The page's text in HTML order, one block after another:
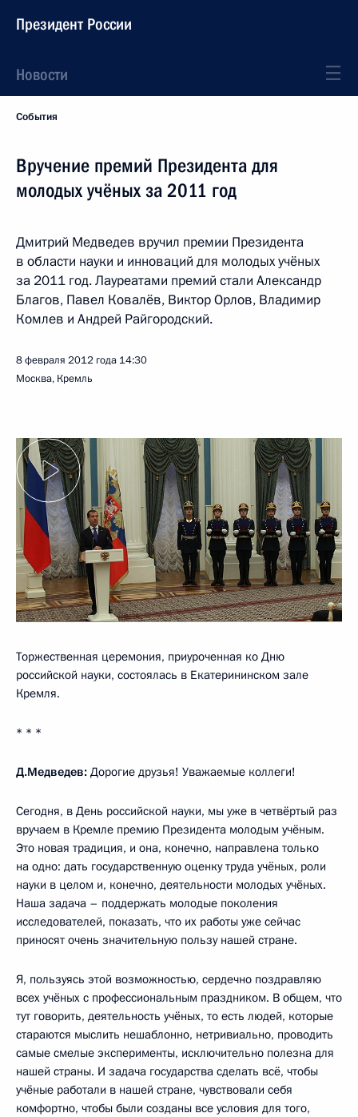
Президент России
Новости
События
Вручение премий Президента для
молодых учёных за 2011 год
Дмитрий Медведев вручил премии Президента
в области науки и инноваций для молодых учёных
за 2011 год. Лауреатами премий стали Александр
Благов, Павел Ковалёв, Виктор Орлов, Владимир
Комлев и Андрей Райгородский.
8 февраля 2012 года 14:30
Москва, Кремль
Торжественная церемония, приуроченная ко Дню
российской науки, состоялась в Екатерининском зале
Кремля.
* * *
Д.Медведев: Дорогие друзья! Уважаемые коллеги!
Сегодня, в День российской науки, мы уже в четвёртый раз
вручаем в Кремле премию Президента молодым учёным.
Это новая традиция, и она, конечно, направлена только
на одно: дать государственную оценку труда учёных, роли
науки в целом и, конечно, деятельности молодых учёных.
Наша задача – поддержать молодые поколения
исследователей, показать, что их работы уже сейчас
приносят очень значительную пользу нашей стране.
Я, пользуясь этой возможностью, сердечно поздравляю
всех учёных с профессиональным праздником. В общем, что
тут говорить, деятельность учёных, то есть людей, которые
стараются мыслить нешаблонно, нетривиально, проводить
самые смелые эксперименты, исключительно полезна для
нашей страны. И задача государства сделать всё, чтобы
учёные работали в нашей стране, чувствовали себя
комфортно, чтобы были созданы все условия для того,